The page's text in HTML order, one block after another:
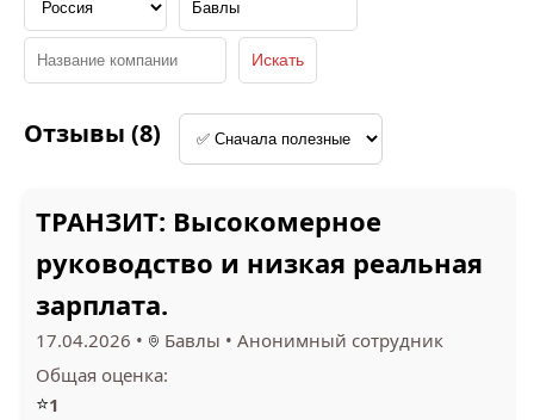
Отзывы (8)
ТРАНЗИТ: Высокомерное
руководство и низкая реальная
зарплата.
17.04.2026 • Бавлы • Анонимный сотрудник
Общая оценка:
⭐1